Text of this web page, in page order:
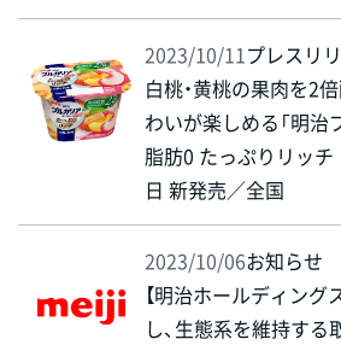
2023/10/11プレスリ
白桃・黄桃の果肉を2
わいが楽しめる「明
脂肪0 たっぷりリッチ
日 新発売／全国
2023/10/06お知らせ
【明治ホールディング
し、生態系を維持す